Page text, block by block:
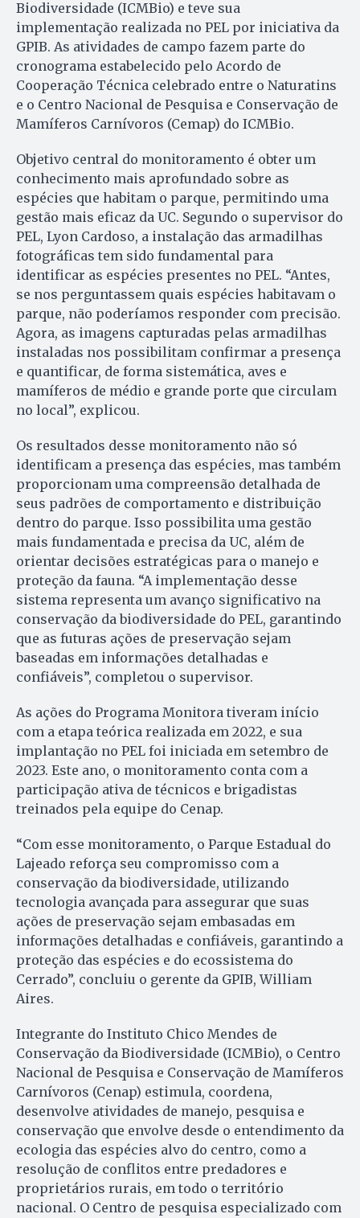
Biodiversidade (ICMBio) e teve sua
implementação realizada no PEL por iniciativa da
GPIB. As atividades de campo fazem parte do
cronograma estabelecido pelo Acordo de
Cooperação Técnica celebrado entre o Naturatins
e o Centro Nacional de Pesquisa e Conservação de
Mamíferos Carnívoros (Cemap) do ICMBio.
Objetivo central do monitoramento é obter um
conhecimento mais aprofundado sobre as
espécies que habitam o parque, permitindo uma
gestão mais eficaz da UC. Segundo o supervisor do
PEL, Lyon Cardoso, a instalação das armadilhas
fotográficas tem sido fundamental para
identificar as espécies presentes no PEL. “Antes,
se nos perguntassem quais espécies habitavam o
parque, não poderíamos responder com precisão.
Agora, as imagens capturadas pelas armadilhas
instaladas nos possibilitam confirmar a presença
e quantificar, de forma sistemática, aves e
mamíferos de médio e grande porte que circulam
no local”, explicou.
Os resultados desse monitoramento não só
identificam a presença das espécies, mas também
proporcionam uma compreensão detalhada de
seus padrões de comportamento e distribuição
dentro do parque. Isso possibilita uma gestão
mais fundamentada e precisa da UC, além de
orientar decisões estratégicas para o manejo e
proteção da fauna. “A implementação desse
sistema representa um avanço significativo na
conservação da biodiversidade do PEL, garantindo
que as futuras ações de preservação sejam
baseadas em informações detalhadas e
confiáveis”, completou o supervisor.
As ações do Programa Monitora tiveram início
com a etapa teórica realizada em 2022, e sua
implantação no PEL foi iniciada em setembro de
2023. Este ano, o monitoramento conta com a
participação ativa de técnicos e brigadistas
treinados pela equipe do Cenap.
“Com esse monitoramento, o Parque Estadual do
Lajeado reforça seu compromisso com a
conservação da biodiversidade, utilizando
tecnologia avançada para assegurar que suas
ações de preservação sejam embasadas em
informações detalhadas e confiáveis, garantindo a
proteção das espécies e do ecossistema do
Cerrado”, concluiu o gerente da GPIB, William
Aires.
Integrante do Instituto Chico Mendes de
Conservação da Biodiversidade (ICMBio), o Centro
Nacional de Pesquisa e Conservação de Mamíferos
Carnívoros (Cenap) estimula, coordena,
desenvolve atividades de manejo, pesquisa e
conservação que envolve desde o entendimento da
ecologia das espécies alvo do centro, como a
resolução de conflitos entre predadores e
proprietários rurais, em todo o território
nacional. O Centro de pesquisa especializado com